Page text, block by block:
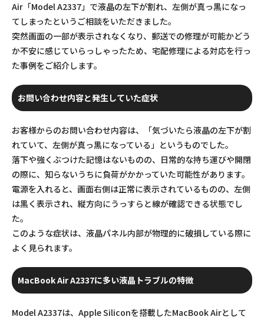
Air「Model A2337」で液晶の左下が割れ、左側が真っ黒になっ
てしまったというご相談をいただきました。
突然画面の一部が表示されなくなり、郵送での修理が可能かどう
か不安に感じていらっしゃったため、宅配修理による対応を行っ
た事例をご紹介します。
お問い合わせ内容と発生していた症状
お客様からのお問い合わせ内容は、「気づいたら液晶の左下が割
れていて、左側が真っ黒になっている」というものでした。
落下や強くぶつけた記憶はないものの、日常的な持ち運びや開閉
の際に、知らないうちに負荷がかかっていた可能性があります。
電源を入れると、画面右側は正常に表示されているものの、左側
は黒く表示され、縦方向にうっすらと線が確認できる状態でし
た。
このような症状は、液晶パネル内部が物理的に破損している際に
よく見られます。
MacBook Air A2337に多い液晶トラブルの特徴
Model A2337は、Apple Siliconを搭載したMacBook Airとして